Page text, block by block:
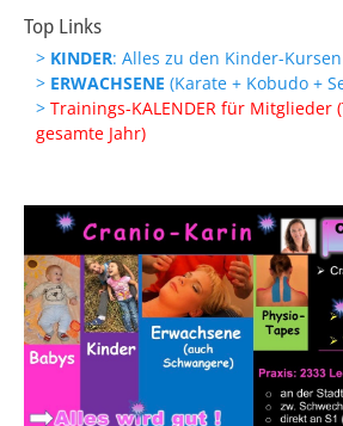
Top Links
> KINDER: Alles zu den Kinder-Kursen
> ERWACHSENE (Karate + Kobudo +
> Trainings-KALENDER für Mitglieder
gesamte Jahr)